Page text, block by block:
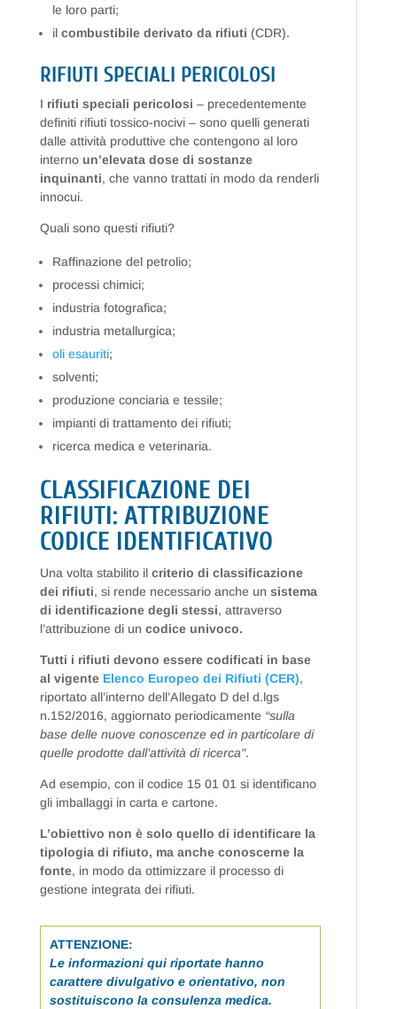
le loro parti;
il combustibile derivato da rifiuti (CDR).
RIFIUTI SPECIALI PERICOLOSI
I rifiuti speciali pericolosi – precedentemente
definiti rifiuti tossico-nocivi – sono quelli generati
dalle attività produttive che contengono al loro
interno un’elevata dose di sostanze
inquinanti, che vanno trattati in modo da renderli
innocui.
Quali sono questi rifiuti?
Raffinazione del petrolio;
processi chimici;
industria fotografica;
industria metallurgica;
oli esauriti;
solventi;
produzione conciaria e tessile;
impianti di trattamento dei rifiuti;
ricerca medica e veterinaria.
CLASSIFICAZIONE DEI
RIFIUTI: ATTRIBUZIONE
CODICE IDENTIFICATIVO
Una volta stabilito il criterio di classificazione
dei rifiuti, si rende necessario anche un sistema
di identificazione degli stessi, attraverso
l’attribuzione di un codice univoco.
Tutti i rifiuti devono essere codificati in base
al vigente Elenco Europeo dei Rifiuti (CER),
riportato all’interno dell’Allegato D del d.lgs
n.152/2016, aggiornato periodicamente “sulla
base delle nuove conoscenze ed in particolare di
quelle prodotte dall’attività di ricerca”.
Ad esempio, con il codice 15 01 01 si identificano
gli imballaggi in carta e cartone.
L’obiettivo non è solo quello di identificare la
tipologia di rifiuto, ma anche conoscerne la
fonte, in modo da ottimizzare il processo di
gestione integrata dei rifiuti.
ATTENZIONE:
Le informazioni qui riportate hanno
carattere divulgativo e orientativo, non
sostituiscono la consulenza medica.